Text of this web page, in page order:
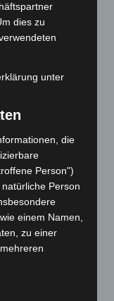
Druckerei in
dies zu
unter
die
Person")
Person
einem Namen,
zu einer
Identität